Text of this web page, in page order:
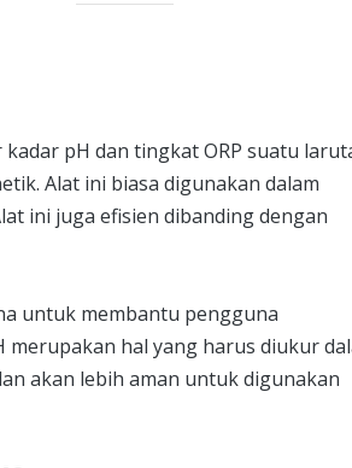
pH dan tingkat ORP suatu
Alat ini biasa digunakan dalam
ini juga efisien dibanding dengan
untuk membantu pengguna
hal yang harus diukur
akan lebih aman untuk digunakan